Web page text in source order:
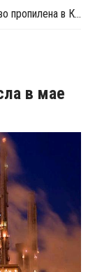
Hebei Haiwei Group возобновила производство пропилена в Китае
в мае